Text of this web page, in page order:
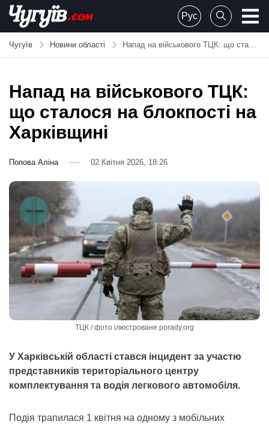
Skip
content
Chuguiv
Рус
Чугуїв Новини області Напад на військового ТЦК: що сталося на блокпості на Харківщині
Напад на військового ТЦК:
що сталося на блокпості на
Харківщині
Попова Аліна 02 Квітня 2026, 18:26
ТЦК / фото ілюстроване porady.org
У Харківській області стався інцидент за участю
представників територіального центру
комплектування та водія легкового автомобіля.
Подія трапилася 1 квітня на одному з мобільних